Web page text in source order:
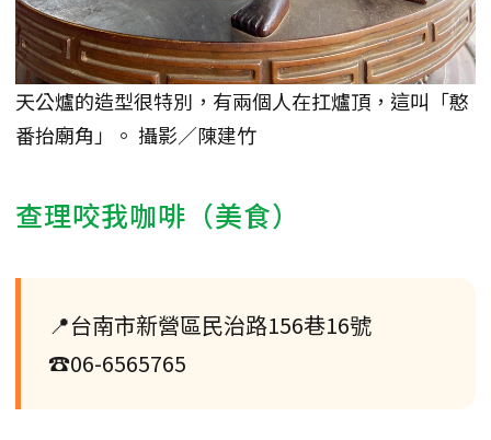
天公爐的造型很特別，有兩個人在扛爐頂，這叫「憨
番抬廟角」。 攝影／陳建竹
查理咬我咖啡（美食）
📍台南市新營區民治路156巷16號
☎06-6565765